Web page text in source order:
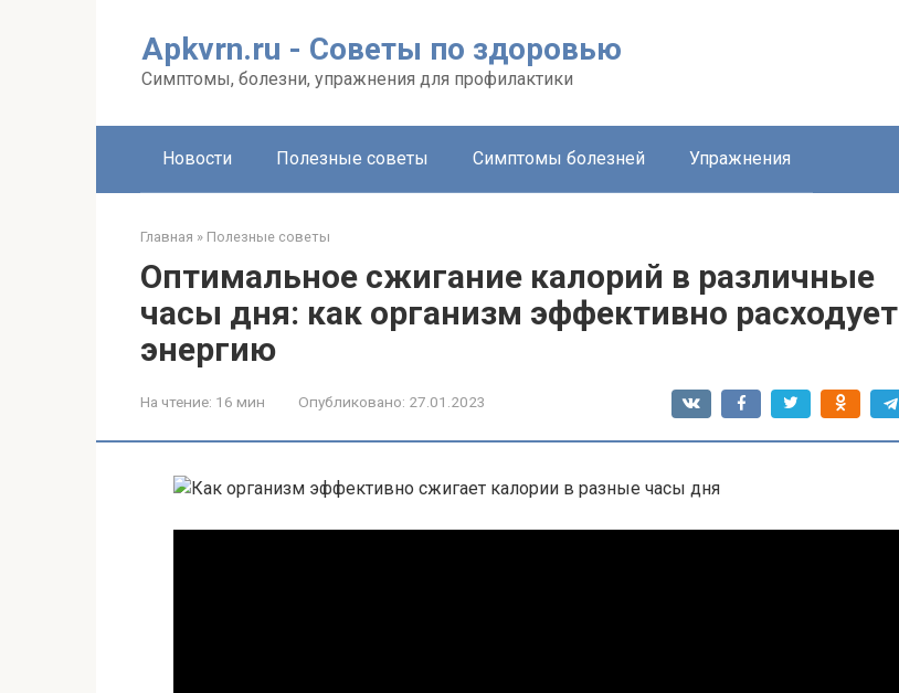
Apkvrn.ru - Советы по здоровью
Симптомы, болезни, упражнения для профилактики
Новости Полезные советы Симптомы болезней Упражнения
Главная » Полезные советы
Оптимальное сжигание калорий в различные
часы дня: как организм эффективно расходует
энергию
На чтение: 16 мин Опубликовано: 27.01.2023